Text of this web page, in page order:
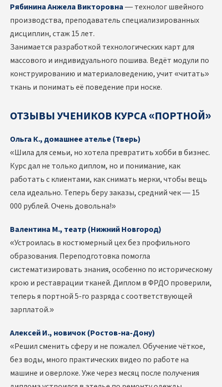
Рябинина Анжела Викторовна— технолог швейного
производства, преподаватель специализированных
дисциплин, стаж 15 лет.
Занимается разработкой технологических карт для
массового и индивидуального пошива. Ведёт модули по
конструированию и материаловедению, учит «читать»
ткань и понимать её поведение при носке.
ОТЗЫВЫ УЧЕНИКОВ КУРСА «ПОРТНОЙ»
Ольга К., домашнее ателье (Тверь)
«Шила для семьи, но хотела превратить хобби в бизнес.
Курс дал не только диплом, но и понимание, как
работать с клиентами, как снимать мерки, чтобы вещь
села идеально. Теперь беру заказы, средний чек — 15
000 рублей. Очень довольна!»
Валентина М., театр (Нижний Новгород)
«Устроилась в костюмерный цех без профильного
образования. Переподготовка помогла
систематизировать знания, особенно по историческому
крою и реставрации тканей. Диплом в ФРДО проверили,
теперь я портной 5-го разряда с соответствующей
зарплатой.»
Алексей И., новичок (Ростов-на-Дону)
«Решил сменить сферу и не пожалел. Обучение чёткое,
без воды, много практических видео по работе на
машине и оверлоке. Уже через месяц после получения